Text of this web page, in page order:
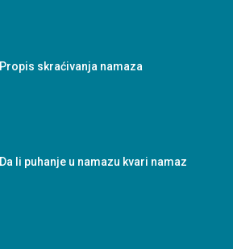
Propis skraćivanja namaza
Da li puhanje u namazu kvari namaz